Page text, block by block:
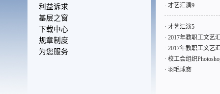
利益诉求
基层之窗
下载中心
规章制度
为您服务
· 才艺汇演9
· 才艺汇演5
· 2017年教职工文艺
· 2017年教职工文艺
· 校工会组织
· 羽毛球赛